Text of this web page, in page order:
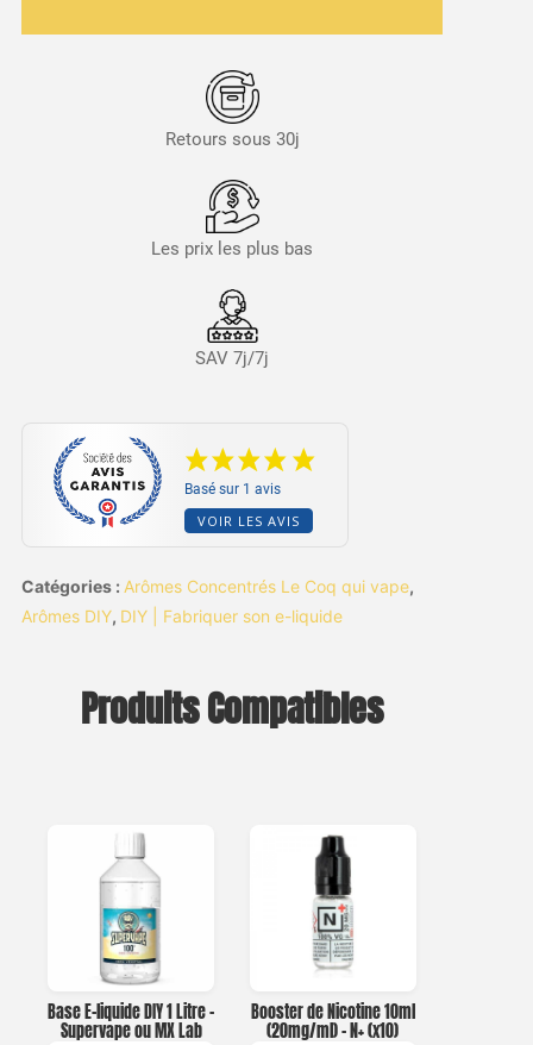
Retours sous 30j
Les prix les plus bas
SAV 7j/7j
Basé sur 1 avis
VOIR LES AVIS
Catégories : Arômes Concentrés Le Coq qui vape,
Arômes DIY, DIY | Fabriquer son e-liquide
Produits Compatibles
Base E-liquide DIY 1 Litre –
Supervape ou MX Lab
Booster de Nicotine 10ml
(20mg/ml) – N+ (x10)